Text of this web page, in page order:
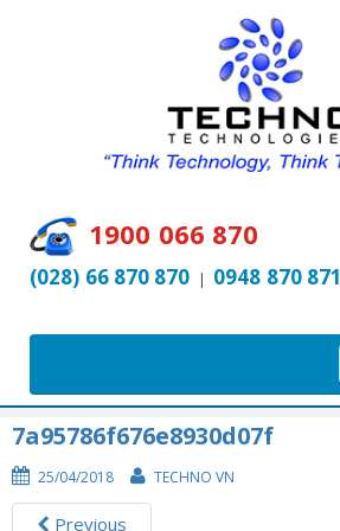
1900 066 870
(028) 66 870 870 | 0948 870 871
7a95786f676e8930d07f
25/04/2018 TECHNO VN
Previous